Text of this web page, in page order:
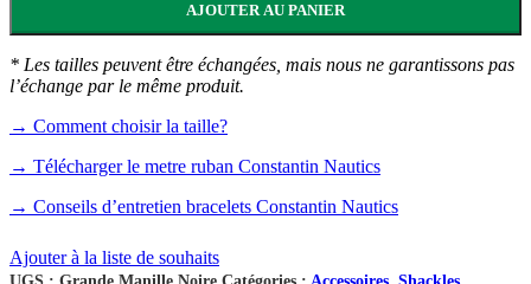
AJOUTER AU PANIER
* Les tailles peuvent être échangées, mais nous ne garantissons pas
l’échange par le même produit.
→ Comment choisir la taille?
→ Télécharger le metre ruban Constantin Nautics
→ Conseils d’entretien bracelets Constantin Nautics
Ajouter à la liste de souhaits